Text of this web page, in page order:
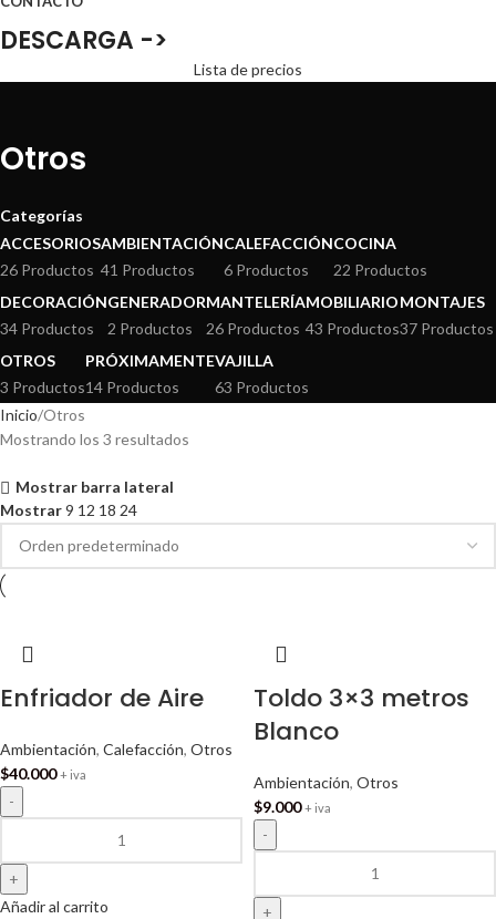
DESCARGA ->
Lista de precios
Otros
Categorías
ACCESORIOS
26 Productos
AMBIENTACIÓN
41 Productos
CALEFACCIÓN
6 Productos
COCINA
22 Productos
DECORACIÓN
34 Productos
GENERADOR
2 Productos
MANTELERÍA
26 Productos
MOBILIARIO
43 Productos
MONTAJES
37 Productos
OTROS
3 Productos
PRÓXIMAMENTE
14 Productos
VAJILLA
63 Productos
Inicio Otros
Mostrando los 3 resultados
Mostrar barra lateral
Mostrar9 12 18 24
Enfriador de Aire
Ambientación, Calefacción, Otros
$40.000 + iva
Añadir al carrito
Toldo 3×3 metros
Blanco
Ambientación, Otros
$9.000 + iva